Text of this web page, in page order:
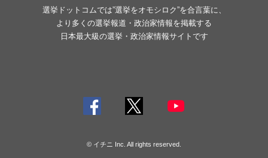
選挙ドットコムでは”選挙をオモシロク”を合言葉に、
より多くの選挙報道・政治家情報を掲載する
日本最大級の選挙・政治家情報サイトです
© イチニ Inc. All rights reserved.